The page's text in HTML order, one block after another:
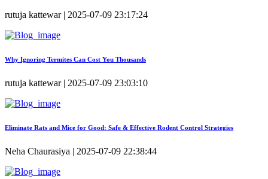
rutuja kattewar | 2025-07-09 23:17:24
Why Ignoring Termites Can Cost You Thousands
rutuja kattewar | 2025-07-09 23:03:10
Eliminate Rats and Mice for Good: Safe & Effective Rodent Control Strategies
Neha Chaurasiya | 2025-07-09 22:38:44